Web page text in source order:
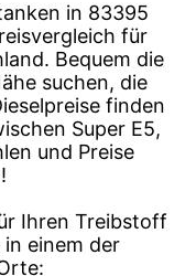
in 83395
für
Bequem die
suchen, die
finden
Super E5,
und Preise
Ihren Treibstoff
in einem der